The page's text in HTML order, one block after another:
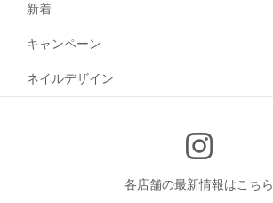
新着
キャンペーン
ネイルデザイン
各店舗の最新情報はこちら